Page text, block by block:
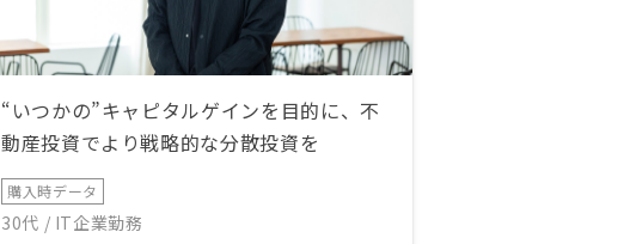
“いつかの”キャピタルゲインを目的に、不
動産投資でより戦略的な分散投資を
購入時データ
30代 / IT企業勤務